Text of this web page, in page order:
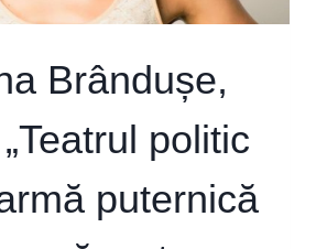
Brândușe,
politic
puternică